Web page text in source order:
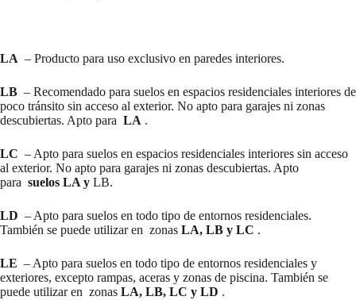
LA – Producto para uso exclusivo en paredes interiores.
LB – Recomendado para suelos en espacios residenciales interiores de
poco tránsito sin acceso al exterior. No apto para garajes ni zonas
descubiertas. Apto para LA .
LC – Apto para suelos en espacios residenciales interiores sin acceso
al exterior. No apto para garajes ni zonas descubiertas. Apto
para suelos LA y LB.
LD – Apto para suelos en todo tipo de entornos residenciales.
También se puede utilizar en zonas LA, LB y LC .
LE – Apto para suelos en todo tipo de entornos residenciales y
exteriores, excepto rampas, aceras y zonas de piscina. También se
puede utilizar en zonas LA, LB, LC y LD .